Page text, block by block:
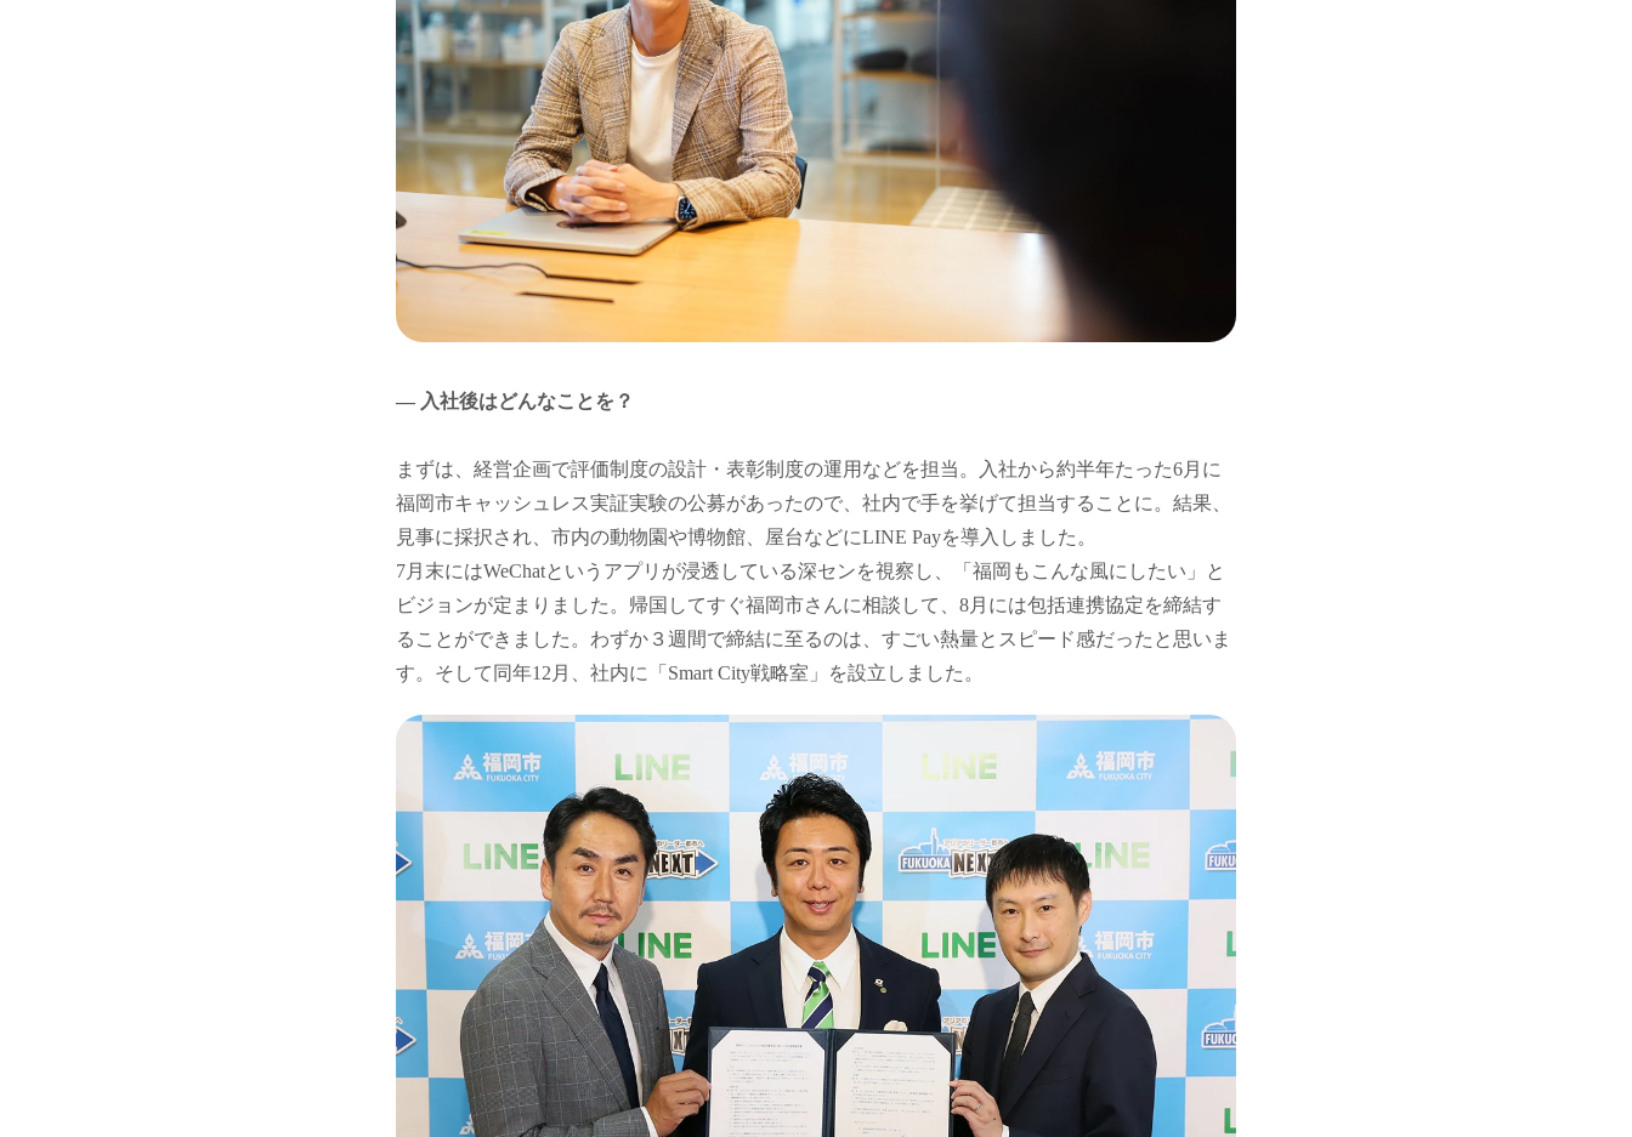
― 入社後はどんなことを？
まずは、経営企画で評価制度の設計・表彰制度の運用などを担当。入社から約半年たった6月に
福岡市キャッシュレス実証実験の公募があったので、社内で手を挙げて担当することに。結果、
見事に採択され、市内の動物園や博物館、屋台などにLINE Payを導入しました。
7月末にはWeChatというアプリが浸透している深センを視察し、「福岡もこんな風にしたい」と
ビジョンが定まりました。帰国してすぐ福岡市さんに相談して、8月には包括連携協定を締結す
ることができました。わずか３週間で締結に至るのは、すごい熱量とスピード感だったと思いま
す。そして同年12月、社内に「Smart City戦略室」を設立しました。